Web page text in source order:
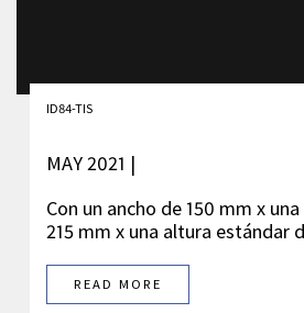
ID84-TIS
MAY 2021 |
Con un ancho de 150 mm x
215 mm x una altura estándar
READ MORE